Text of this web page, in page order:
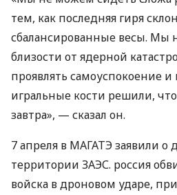
тем, как последняя гиря
сбалансированные весы. Мы
близости от ядерной
проявлять самоуспокоение
игральные кости решили,
завтра», — сказал он.
7 апреля в МАГАТЭ заявили о
территории ЗАЭС. россия
войска в дроновом ударе,